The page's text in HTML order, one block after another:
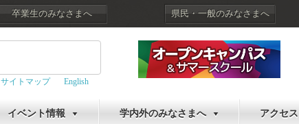
卒業生のみなさまへ 県民・一般のみなさまへ
サイトマップ English
イベント情報 学内外のみなさまへ アクセス